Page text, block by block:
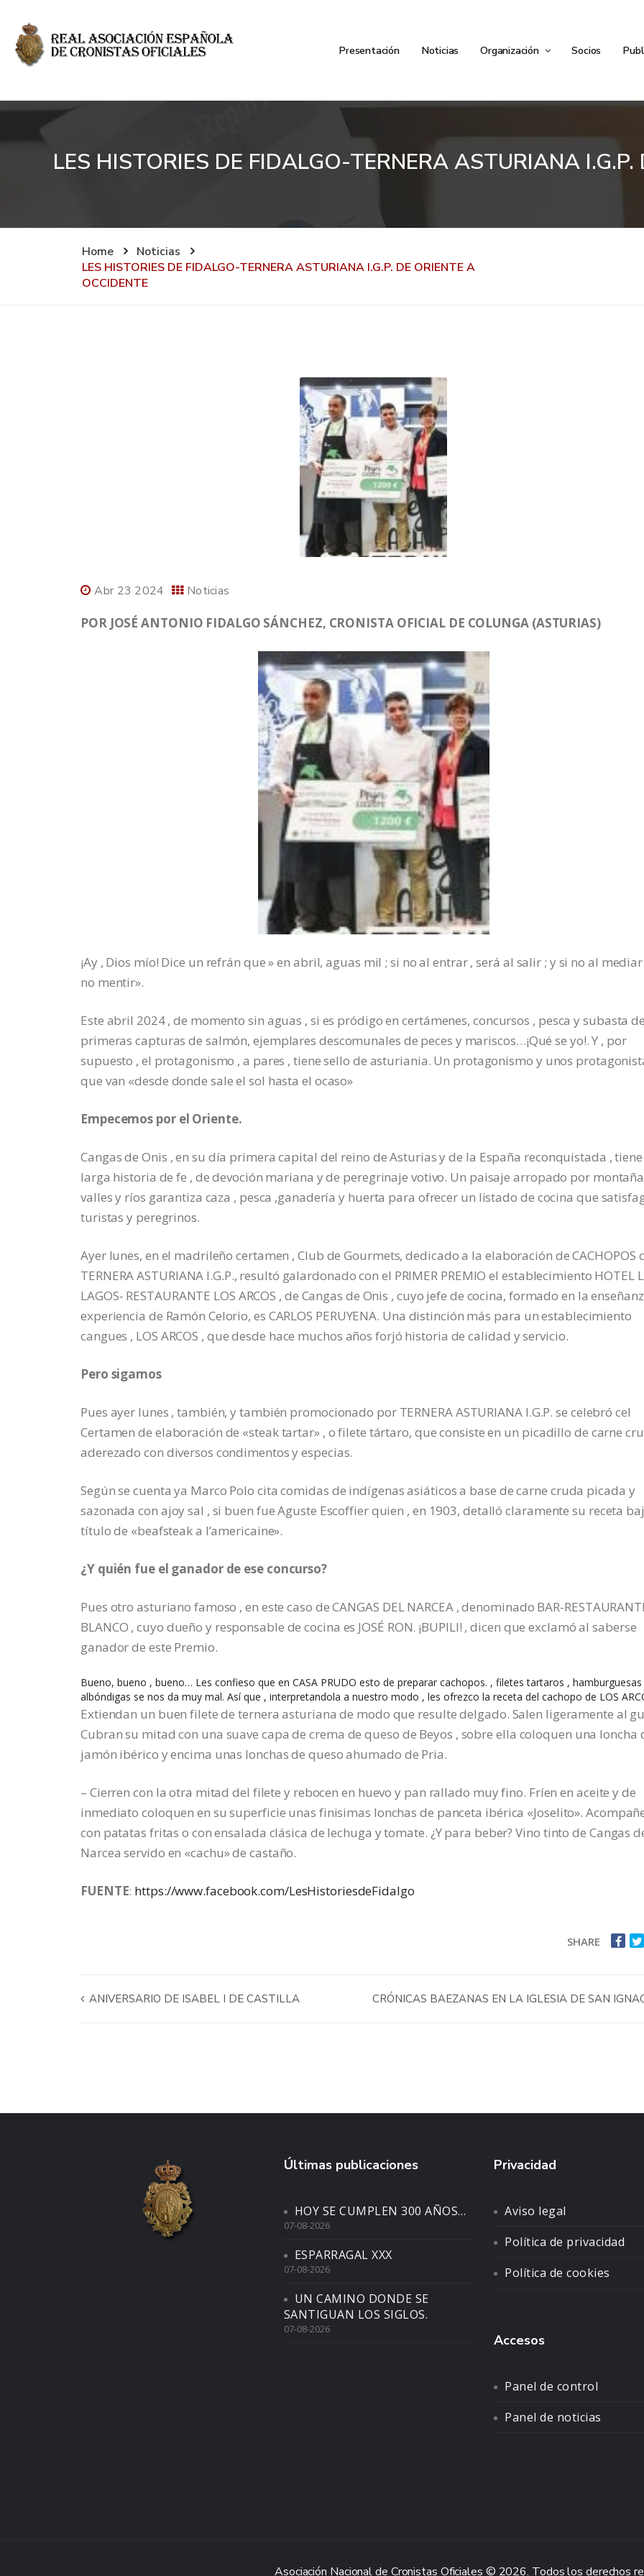
Presentación Noticias Organización Socios
LES HISTORIES DE FIDALGO-TERNERA ASTURIANA
Home
Noticias
LES HISTORIES DE FIDALGO-TERNERA ASTURIANA I.G.P. DE ORIENTE A
OCCIDENTE
Abr 23 2024 Noticias
POR JOSÉ ANTONIO FIDALGO SÁNCHEZ, CRONISTA OFICIAL DE COLUNGA (ASTURIAS)
¡Ay , Dios mío! Dice un refrán que » en abril, aguas mil ; si no al entrar , será al salir ; y si no al
no mentir».
Este abril 2024 , de momento sin aguas , si es pródigo en certámenes, concursos , pesca y subasta de
primeras capturas de salmón, ejemplares descomunales de peces y mariscos…¡Qué se yo!. Y , por
supuesto , el protagonismo , a pares , tiene sello de asturiania. Un protagonismo y unos
que van «desde donde sale el sol hasta el ocaso»
Empecemos por el Oriente.
Cangas de Onis , en su día primera capital del reino de Asturias y de la España reconquistada , tiene
larga historia de fe , de devoción mariana y de peregrinaje votivo. Un paisaje arropado por
valles y ríos garantiza caza , pesca ,ganadería y huerta para ofrecer un listado de cocina que
turistas y peregrinos.
Ayer lunes, en el madrileño certamen , Club de Gourmets, dedicado a la elaboración de CACHOPOS
TERNERA ASTURIANA I.G.P., resultó galardonado con el PRIMER PREMIO el establecimiento HOTEL
LAGOS- RESTAURANTE LOS ARCOS , de Cangas de Onis , cuyo jefe de cocina, formado en la
experiencia de Ramón Celorio, es CARLOS PERUYENA. Una distinción más para un establecimiento
cangues , LOS ARCOS , que desde hace muchos años forjó historia de calidad y servicio.
Pero sigamos
Pues ayer lunes , también, y también promocionado por TERNERA ASTURIANA I.G.P. se celebró cel
Certamen de elaboración de «steak tartar» , o filete tártaro, que consiste en un picadillo de carne
aderezado con diversos condimentos y especias.
Según se cuenta ya Marco Polo cita comidas de indígenas asiáticos a base de carne cruda picada y
sazonada con ajoy sal , si buen fue Aguste Escoffier quien , en 1903, detalló claramente su receta
título de «beafsteak a l’americaine».
¿Y quién fue el ganador de ese concurso?
Pues otro asturiano famoso , en este caso de CANGAS DEL NARCEA , denominado BAR-
BLANCO , cuyo dueño y responsable de cocina es JOSÉ RON. ¡BUPILI! , dicen que exclamó al saberse
ganador de este Premio.
Bueno, bueno , bueno… Les confieso que en CASA PRUDO esto de preparar cachopos. , filetes tartaros , hamburguesas
albóndigas se nos da muy mal. Así que , interpretandola a nuestro modo , les ofrezco la receta del cachopo de LOS
Extiendan un buen filete de ternera asturiana de modo que resulte delgado. Salen ligeramente al
Cubran su mitad con una suave capa de crema de queso de Beyos , sobre ella coloquen una loncha
jamón ibérico y encima unas lonchas de queso ahumado de Pria.
– Cierren con la otra mitad del filete y rebocen en huevo y pan rallado muy fino. Fríen en aceite y de
inmediato coloquen en su superficie unas finisimas lonchas de panceta ibérica «Joselito».
con patatas fritas o con ensalada clásica de lechuga y tomate. ¿Y para beber? Vino tinto de Cangas
Narcea servido en «cachu» de castaño.
FUENTE: https://www.facebook.com/LesHistoriesdeFidalgo
SHARE
ANIVERSARIO DE ISABEL I DE CASTILLA CRÓNICAS BAEZANAS EN LA IGLESIA DE SAN
Últimas publicaciones
HOY SE CUMPLEN 300 AÑOS…
07-08-2026
ESPARRAGAL XXX
07-08-2026
UN CAMINO DONDE SE
SANTIGUAN LOS SIGLOS.
07-08-2026
Privacidad
Aviso legal
Política de privacidad
Política de cookies
Accesos
Panel de control
Panel de noticias
Asociación Nacional de Cronistas Oficiales © 2026. Todos los derechos